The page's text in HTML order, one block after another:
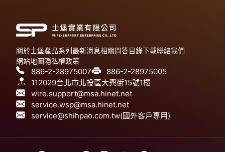
關於士堡產品系列最新消息相關問答目錄下載聯絡我們
網站地圖隱私權政策
886-2-28975007
886-2-28975005
112029台北市北投區大興街15號1樓
wire.support@msa.hinet.net
service.wsp@msa.hinet.net
service@shihpao.com.tw(國外客戶專用)